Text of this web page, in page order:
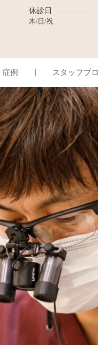
休診日
木/日/祝
症例 スタッフブ